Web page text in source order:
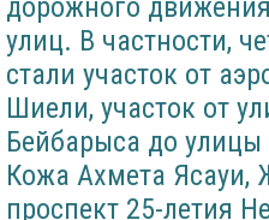
дорожного
улиц. В частности,
стали участок от
Шиели, участок от
Бейбарыса до
Кожа Ахмета Ясауи,
проспект 25-летия